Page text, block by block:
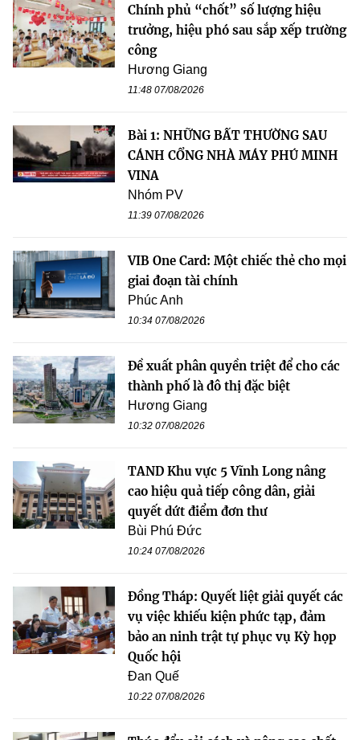
Chính phủ “chốt” số lượng hiệu
trưởng, hiệu phó sau sắp xếp trường
công
Hương Giang
11:48 07/08/2026
Bài 1: NHỮNG BẤT THƯỜNG SAU
CÁNH CỔNG NHÀ MÁY PHÚ MINH
VINA
Nhóm PV
11:39 07/08/2026
VIB One Card: Một chiếc thẻ cho mọi
giai đoạn tài chính
Phúc Anh
10:34 07/08/2026
Đề xuất phân quyền triệt để cho các
thành phố là đô thị đặc biệt
Hương Giang
10:32 07/08/2026
TAND Khu vực 5 Vĩnh Long nâng
cao hiệu quả tiếp công dân, giải
quyết dứt điểm đơn thư
Bùi Phú Đức
10:24 07/08/2026
Đồng Tháp: Quyết liệt giải quyết các
vụ việc khiếu kiện phức tạp, đảm
bảo an ninh trật tự phục vụ Kỳ họp
Quốc hội
Đan Quế
10:22 07/08/2026